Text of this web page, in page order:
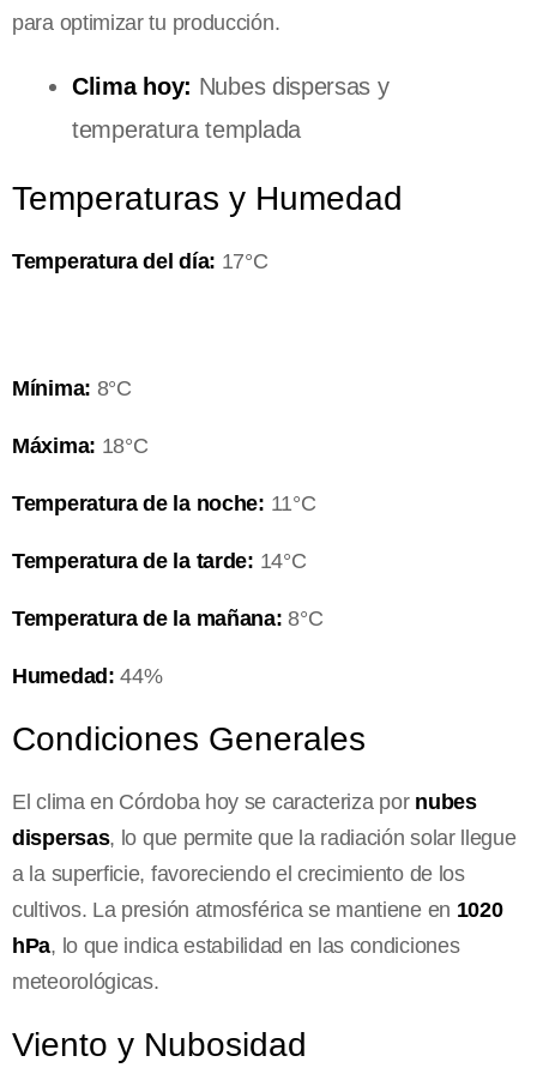
para optimizar tu producción.
Clima hoy: Nubes dispersas y
temperatura templada
Temperaturas y Humedad
Temperatura del día: 17°C
Mínima: 8°C
Máxima: 18°C
Temperatura de la noche: 11°C
Temperatura de la tarde: 14°C
Temperatura de la mañana: 8°C
Humedad: 44%
Condiciones Generales
El clima en Córdoba hoy se caracteriza por nubes
dispersas, lo que permite que la radiación solar llegue
a la superficie, favoreciendo el crecimiento de los
cultivos. La presión atmosférica se mantiene en 1020
hPa, lo que indica estabilidad en las condiciones
meteorológicas.
Viento y Nubosidad